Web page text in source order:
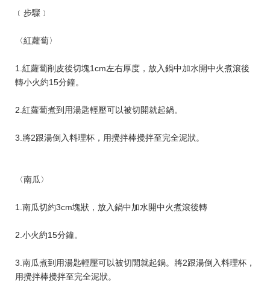
﹝步驟﹞
〈紅蘿蔔〉
1.紅蘿蔔削皮後切塊1cm左右厚度，放入鍋中加水開中火煮滾後
轉小火約15分鐘。
2.紅蘿蔔煮到用湯匙輕壓可以被切開就起鍋。
3.將2跟湯倒入料理杯，用攪拌棒攪拌至完全泥狀。
〈南瓜〉
1.南瓜切約3cm塊狀，放入鍋中加水開中火煮滾後轉
2.小火約15分鐘。
3.南瓜煮到用湯匙輕壓可以被切開就起鍋。將2跟湯倒入料理杯，
用攪拌棒攪拌至完全泥狀。